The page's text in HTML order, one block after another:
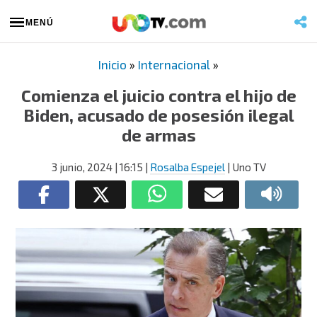
MENÚ
Inicio » Internacional »
Comienza el juicio contra el hijo de
Biden, acusado de posesión ilegal
de armas
3 junio, 2024| 16:15 | Rosalba Espejel| Uno TV